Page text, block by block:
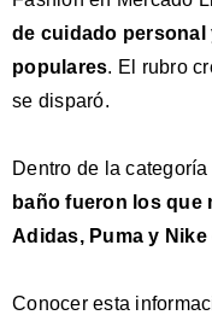
de cuidado personal
populares. El rubro
se disparó.
Dentro de la categoría
baño fueron los que
Adidas, Puma y
Conocer esta